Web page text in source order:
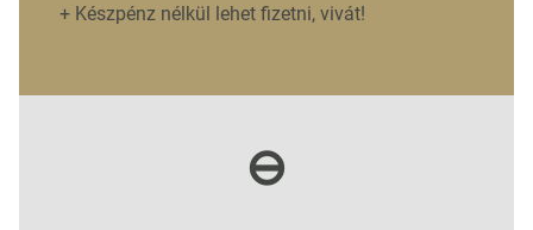
+ Készpénz nélkül lehet fizetni, vivát!
⊖